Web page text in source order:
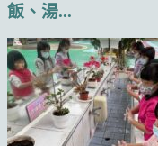
飯、湯...